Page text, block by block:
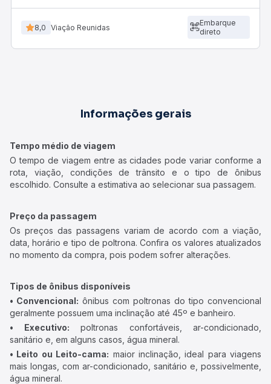
8,0 Viação Reunidas
Embarque
direto
Informações gerais
Tempo médio de viagem
O tempo de viagem entre as cidades pode variar conforme a
rota, viação, condições de trânsito e o tipo de ônibus
escolhido. Consulte a estimativa ao selecionar sua passagem.
Preço da passagem
Os preços das passagens variam de acordo com a viação,
data, horário e tipo de poltrona. Confira os valores atualizados
no momento da compra, pois podem sofrer alterações.
Tipos de ônibus disponíveis
• Convencional: ônibus com poltronas do tipo convencional
geralmente possuem uma inclinação até 45º e banheiro.
• Executivo: poltronas confortáveis, ar-condicionado,
sanitário e, em alguns casos, água mineral.
• Leito ou Leito-cama: maior inclinação, ideal para viagens
mais longas, com ar-condicionado, sanitário e, possivelmente,
água mineral.